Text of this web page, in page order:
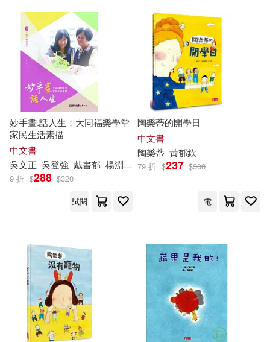
妙手畫.話人生：大同福樂學堂
家民生活素描
中文書
吳文正 吳登強 戴書郁 楊淵韓 羅永欽 葉娜慧 蔡秋瑾
9 折 $288 $320
試閱
陶樂蒂的開學日
中文書
陶樂蒂 黃郁欽
79 折 $237 $300
電